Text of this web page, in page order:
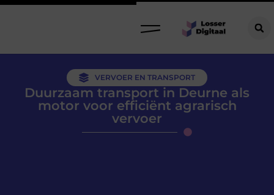
VERVOER EN TRANSPORT
Duurzaam transport in Deurne als
motor voor efficiënt agrarisch
vervoer